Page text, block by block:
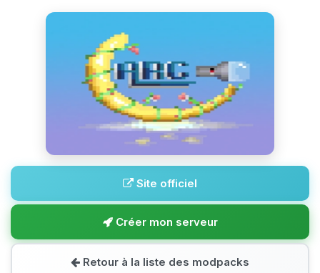
Site officiel
Créer mon serveur
Retour à la liste des modpacks